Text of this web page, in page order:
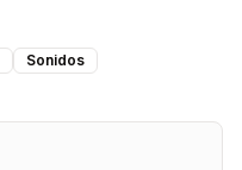
Sonidos